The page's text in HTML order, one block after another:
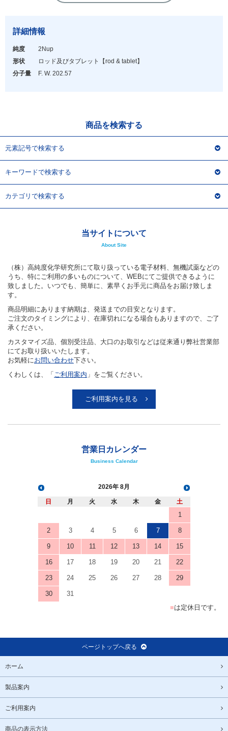
形状詳細
アウトレット
詳細情報
純度
2Nup
形状
ロッド及びタブレット
【rod & tablet】
分子量
F. W. 202.57
商品を検索する
元素記号で検索する
キーワードで検索する
カテゴリで検索する
当サイトについて
About Site
（株）高純度化学研究所にて取り扱っている電子材料、無機試薬などの
うち、特にご利用の多いものについて、WEBにてご提供できるように
致しました。いつでも、簡単に、素早くお手元に商品をお届け致しま
す。
商品明細にあります納期は、発送までの目安となります。
ご注文のタイミングにより、在庫切れになる場合もありますので、ご了
承ください。
カスタマイズ品、個別受注品、大口のお取引などは従来通り弊社営業部
にてお取り扱いいたします。
お気軽にお問い合わせ下さい。
くわしくは、「 ご利用案内 」をご覧ください。
ご利用案内を見る
営業日カレンダー
Business Calendar
2026 8月
日 月 火 水 木 金 土
1
2 3 4 5 6 7 8
9 10 11 12 13 14 15
16 17 18 19 20 21 22
23 24 25 26 27 28 29
30
31
■は定休日です。
ページトップへ戻る
ホーム
製品案内
ご利用案内
商品の表示方法